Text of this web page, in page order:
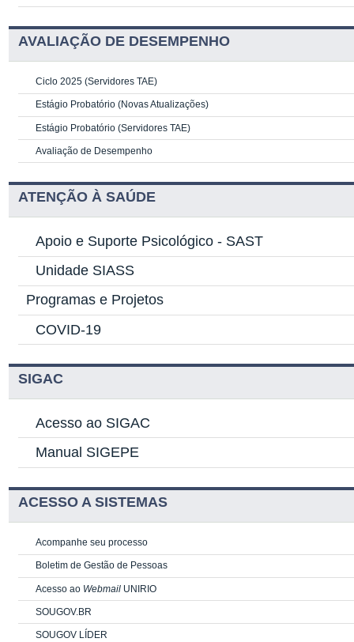
AVALIAÇÃO DE DESEMPENHO
Ciclo 2025 (Servidores TAE)
Estágio Probatório (Novas Atualizações)
Estágio Probatório (Servidores TAE)
Avaliação de Desempenho
ATENÇÃO À SAÚDE
Apoio e Suporte Psicológico - SAST
Unidade SIASS
Programas e Projetos
COVID-19
SIGAC
Acesso ao SIGAC
Manual SIGEPE
ACESSO A SISTEMAS
Acompanhe seu processo
Boletim de Gestão de Pessoas
Acesso ao Webmail UNIRIO
SOUGOV.BR
SOUGOV LÍDER